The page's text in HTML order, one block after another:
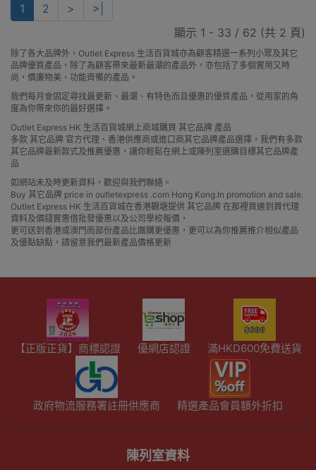
1 2 >
>|
顯示 1 - 33 / 62 (共 2 頁)
除了各大品牌外，Outlet Express 生活百貨城亦為顧客精選一系列小眾及其它
品牌優質產品，除了為顧客帶來最新最潮的產品外，亦包括了多個實用又時
尚，價廉物美、功能齊備的產品。
我們每月會固定尋找最更新、最潮、有特色而且優惠的優質產品，從用家的角
度為你帶來你的最好選擇。
Outlet Express HK 生活百貨城網上商城購買 其它品牌 產品
多款 其它品牌 官方代理、香港供應商或進口商其它品牌產品選擇，我們有多款
其它品牌最新款式及推薦優惠，讓你輕鬆在網上或陳列室選購目標其它品牌產
品
如網站未及時更新資料，歡迎與我們聯絡。
Buy 其它品牌 price in outletexpress .com Hong Kong.In promotion and sale.
Outlet Express HK 生活百貨城在香港觀塘提供 其它品牌 在那裡買邊到買代理
資料及價錢實惠借批發優惠以及公司學校報價，
更可送到香港或澳門而部份產品比團購更優惠，更可以為你推薦推介相似產品
及優點缺點，請留意我們最新產品價格更新
【正版正貨】商標認證 優網店認證 滿HKD600免費送貨
政府物流服務署註冊供應商 精選產品會員額外折扣
陳列室資料